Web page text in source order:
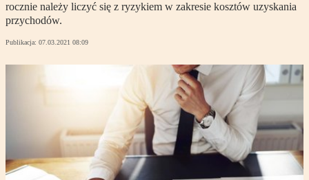
rocznie należy liczyć się z ryzykiem w zakresie kosztów uzyskania
przychodów.
Publikacja: 07.03.2021 08:09